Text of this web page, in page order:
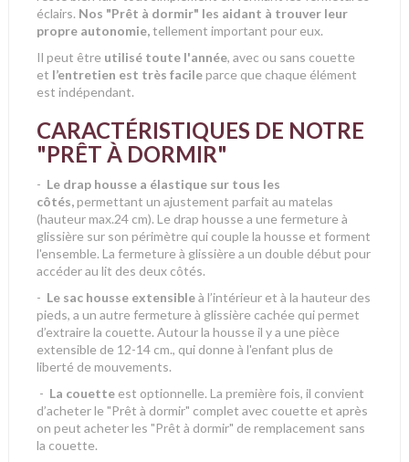
éclairs. Nos "Prêt à dormir" les aidant à trouver leur
propre autonomie,tellement important pour eux.
Il peut être utilisé toute l'année, avec ou sans couette
et l’entretien est très facileparce que chaque élément
est indépendant.
CARACTÉRISTIQUES DE NOTRE
"PRÊT À DORMIR"
- Le drap housse a élastique sur tous les
côtés,permettant un ajustement parfait au matelas
(hauteur max.24 cm). Le drap housse a une fermeture à
glissière sur son périmètre qui couple la housse et forment
l'ensemble. La fermeture à glissière a un double début pour
accéder au lit des deux côtés.
- Le sac housse extensibleà l’intérieur et à la hauteur des
pieds, a un autre fermeture à glissière cachée qui permet
d’extraire la couette. Autour la housse il y a une pièce
extensible de 12-14 cm., qui donne à l'enfant plus de
liberté de mouvements.
- La couette est optionnelle. La première fois, il convient
d’acheter le "Prêt à dormir" complet avec couette et après
on peut acheter les "Prêt à dormir" de remplacement sans
la couette.